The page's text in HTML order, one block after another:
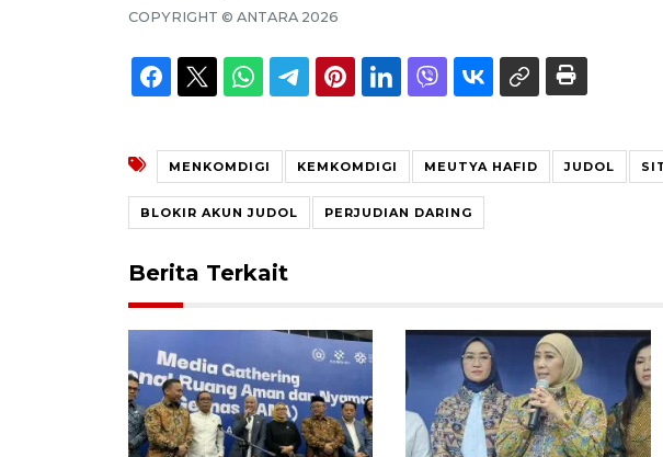
COPYRIGHT © ANTARA 2026
MENKOMDIGI KEMKOMDIGI MEUTYA HAFID JUDOL
BLOKIR AKUN JUDOL PERJUDIAN DARING
Berita Terkait